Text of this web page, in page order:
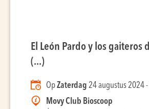
El León Pardo y los gaiteros
(...)
OpZaterdag 24 augustus 2024 -
Movy Club Bioscoop